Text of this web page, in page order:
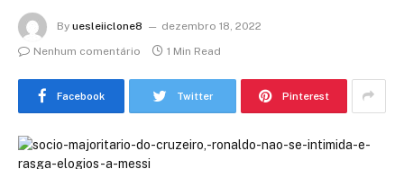
By uesleiiclone8
dezembro 18, 2022
Nenhum comentário
1 Min Read
Facebook Twitter Pinterest